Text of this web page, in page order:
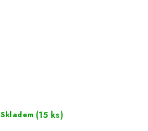
Skladem (15 ks)